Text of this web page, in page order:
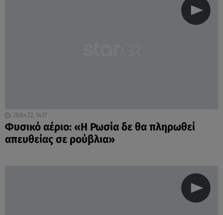
28.04.22, 14:17
Φυσικό αέριο: «Η Ρωσία δε θα πληρωθεί
απευθείας σε ρούβλια»